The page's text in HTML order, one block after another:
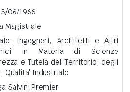
06/1966
Magistrale
Ingegneri, Architetti e Altri
in Materia di Scienze
e Tutela del Territorio, degli
Qualita' Industriale
Salvini Premier